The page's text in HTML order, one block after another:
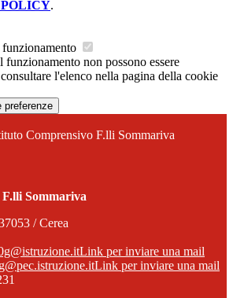
.
funzionamento non possono essere
l'elenco nella pagina della cookie
preferenze
Comprensivo F.lli Sommariva
Sommariva
/ Cerea
Link per inviare una mail
Link per inviare una mail